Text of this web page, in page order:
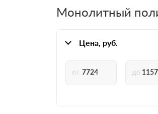
Продуктовые линейки
Монолитный поликарбонат
Комплектующие для
Монолитный
Цена, руб.